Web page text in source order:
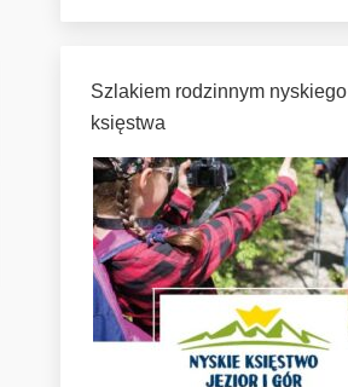
Szlakiem rodzinnym nyskiego
księstwa